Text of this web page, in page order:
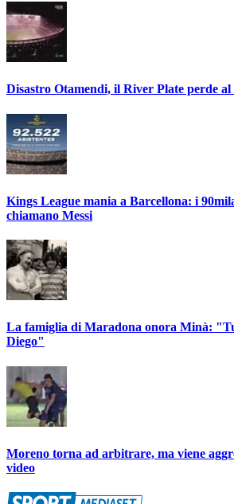
Disastro Otamendi, il River Plate perde
Kings League mania a Barcellona: i
chiamano Messi
La famiglia di Maradona onora Minà:
Diego"
Moreno torna ad arbitrare, ma viene
video